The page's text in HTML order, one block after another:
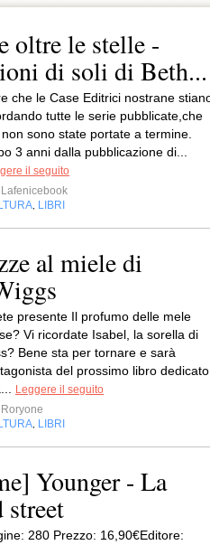
oltre le stelle -
di soli di Beth...
che le Case Editrici nostrane
tutte le serie pubblicate,che
sono state portate a termine.
3 anni dalla pubblicazione di...
il seguito
Lafenicebook
LIBRI
al miele di
presente Il profumo delle mele
Vi ricordate Isabel, la sorella di
Bene sta per tornare e sarà
del prossimo libro dedicato
Leggere il seguito
Roryone
LIBRI
Younger - La
street
280 Prezzo: 16,90€Editore: